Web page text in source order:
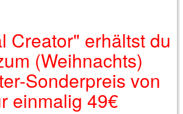
Creator" erhältst du
(Weihnachts)
Sonderpreis von
einmalig 49€